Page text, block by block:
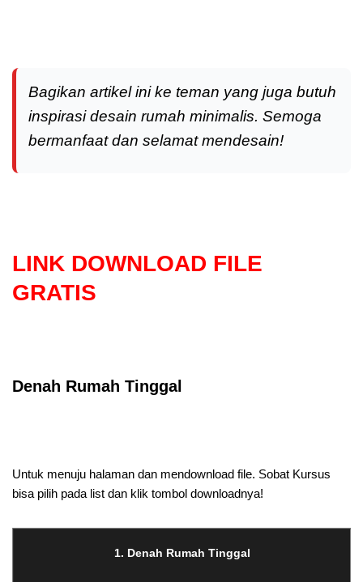
Bagikan artikel ini ke teman yang juga butuh
inspirasi desain rumah minimalis. Semoga
bermanfaat dan selamat mendesain!
LINK DOWNLOAD FILE
GRATIS
Denah Rumah Tinggal
Untuk menuju halaman dan mendownload file. Sobat Kursus
bisa pilih pada list dan klik tombol downloadnya!
1. Denah Rumah Tinggal